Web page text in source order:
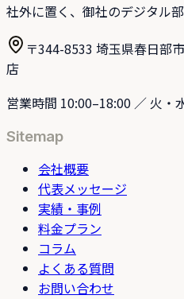
社外に置く、御社のデジタル部
〒344-8533 埼玉県春日部
店
営業時間 10:00–18:00 ／ 火・
Sitemap
会社概要
代表メッセージ
実績・事例
料金プラン
コラム
よくある質問
お問い合わせ